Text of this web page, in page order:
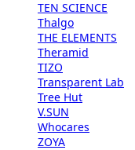
TEN SCIENCE
Thalgo
THE ELEMENTS
Theramid
TIZO
Transparent Lab
Tree Hut
V.SUN
Whocares
ZOYA